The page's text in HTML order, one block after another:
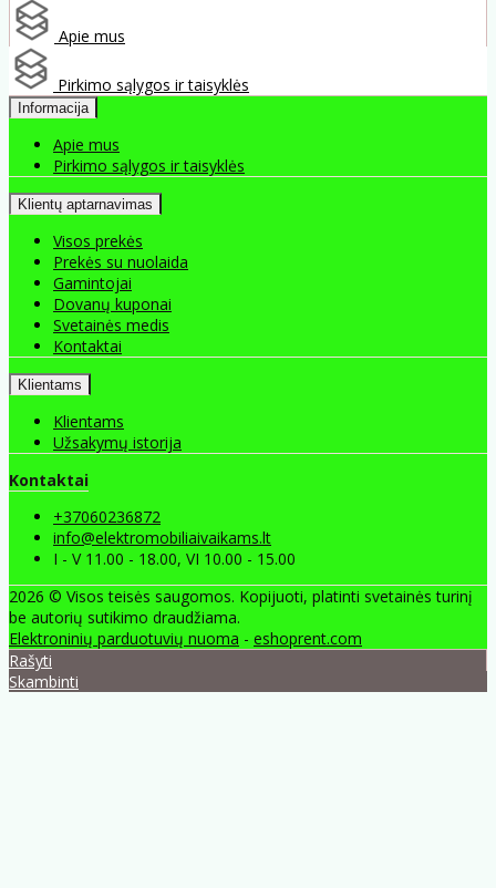
Apie mus
Pirkimo sąlygos ir taisyklės
Informacija
Apie mus
Pirkimo sąlygos ir taisyklės
Klientų aptarnavimas
Visos prekės
Prekės su nuolaida
Gamintojai
Dovanų kuponai
Svetainės medis
Kontaktai
Klientams
Klientams
Užsakymų istorija
Kontaktai
+37060236872
info@elektromobiliaivaikams.lt
I - V 11.00 - 18.00, VI 10.00 - 15.00
2026 © Visos teisės saugomos. Kopijuoti, platinti svetainės turinį
be autorių sutikimo draudžiama.
Elektroninių parduotuvių nuoma - eshoprent.com
Rašyti
Skambinti